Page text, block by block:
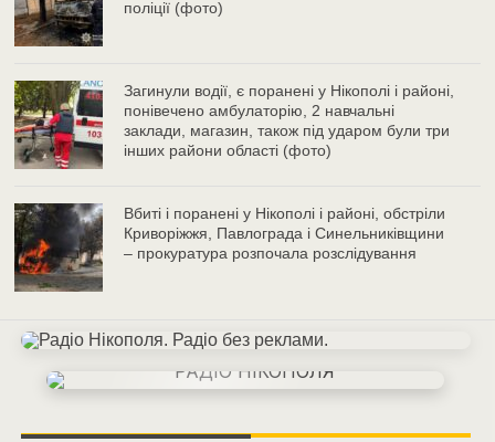
поліції (фото)
Загинули водії, є поранені у Нікополі і районі,
понівечено амбулаторію, 2 навчальні
заклади, магазин, також під ударом були три
інших райони області (фото)
Вбиті і поранені у Нікополі і районі, обстріли
Криворіжжя, Павлограда і Синельниківщини
– прокуратура розпочала розслідування